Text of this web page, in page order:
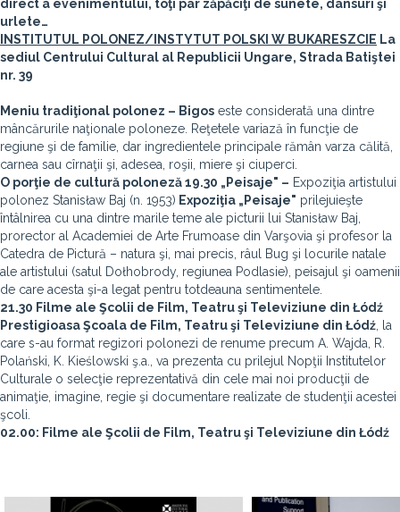
direct a evenimentului, toţi par zăpăciţi de sunete, dansuri şi
urlete…
INSTITUTUL POLONEZ/INSTYTUT POLSKI W BUKARESZCIE La
sediul Centrului Cultural al Republicii Ungare, Strada Batiştei
nr. 39
Meniu tradiţional polonez – Bigos este considerată una dintre
mâncărurile naţionale poloneze. Reţetele variază în funcţie de
regiune şi de familie, dar ingredientele principale rămân varza călită,
carnea sau cîrnaţii şi, adesea, roşii, miere şi ciuperci.
O porţie de cultură poloneză19.30 „Peisaje" – Expoziţia artistului
polonez Stanisław Baj (n. 1953) Expoziţia „Peisaje" prilejuieşte
întâlnirea cu una dintre marile teme ale picturii lui Stanisław Baj,
prorector al Academiei de Arte Frumoase din Varşovia şi profesor la
Catedra de Pictură – natura şi, mai precis, râul Bug şi locurile natale
ale artistului (satul Dołhobrody, regiunea Podlasie), peisajul şi oamenii
de care acesta şi-a legat pentru totdeauna sentimentele.
21.30 Filme ale Şcolii de Film, Teatru şi Televiziune din Łódź
PrestigioasaŞcoala de Film, Teatru şi Televiziune din Łódź , la
care s-au format regizori polonezi de renume precum A. Wajda, R.
Polański, K. Kieślowski ş.a., va prezenta cu prilejul Nopţii Institutelor
Culturale o selecţie reprezentativă din cele mai noi producţii de
animaţie, imagine, regie şi documentare realizate de studenţii acestei
şcoli.
02.00: Filme ale Şcolii de Film, Teatru şi Televiziune din Łódź